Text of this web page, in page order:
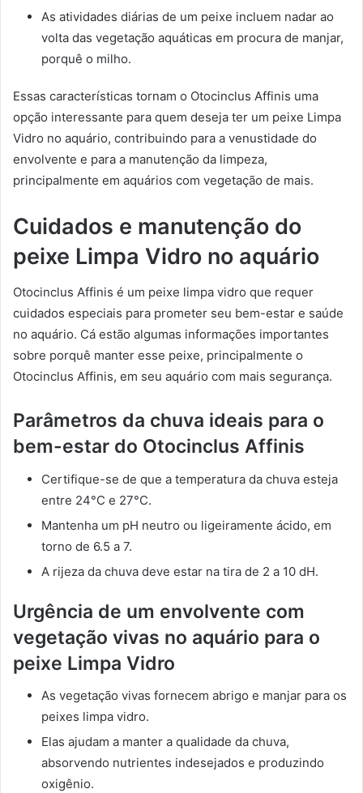
As atividades diárias de um peixe incluem nadar ao
volta das vegetação aquáticas em procura de manjar,
porquê o milho.
Essas características tornam o Otocinclus Affinis uma
opção interessante para quem deseja ter um peixe Limpa
Vidro no aquário, contribuindo para a venustidade do
envolvente e para a manutenção da limpeza,
principalmente em aquários com vegetação de mais.
Cuidados e manutenção do
peixe Limpa Vidro no aquário
Otocinclus Affinis é um peixe limpa vidro que requer
cuidados especiais para prometer seu bem-estar e saúde
no aquário. Cá estão algumas informações importantes
sobre porquê manter esse peixe, principalmente o
Otocinclus Affinis, em seu aquário com mais segurança.
Parâmetros da chuva ideais para o
bem-estar do Otocinclus Affinis
Certifique-se de que a temperatura da chuva esteja
entre 24°C e 27°C.
Mantenha um pH neutro ou ligeiramente ácido, em
torno de 6.5 a 7.
A rijeza da chuva deve estar na tira de 2 a 10 dH.
Urgência de um envolvente com
vegetação vivas no aquário para o
peixe Limpa Vidro
As vegetação vivas fornecem abrigo e manjar para os
peixes limpa vidro.
Elas ajudam a manter a qualidade da chuva,
absorvendo nutrientes indesejados e produzindo
oxigênio.